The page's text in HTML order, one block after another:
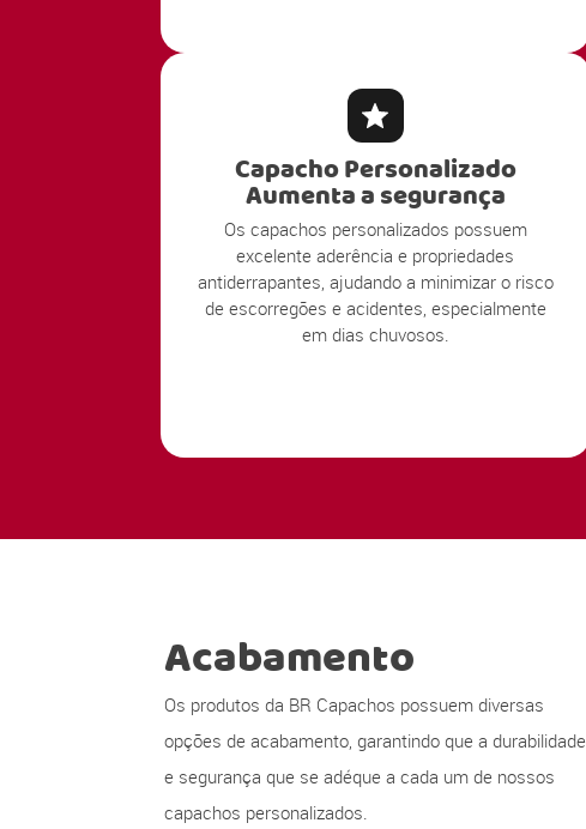
Capacho Personalizado
Aumenta a segurança
Os capachos personalizados possuem
excelente aderência e propriedades
antiderrapantes, ajudando a minimizar o risco
de escorregões e acidentes, especialmente
em dias chuvosos.
Acabamento
Os produtos da BR Capachos possuem diversas
opções de acabamento, garantindo que a durabilidade
e segurança que se adéque a cada um de nossos
capachos personalizados.